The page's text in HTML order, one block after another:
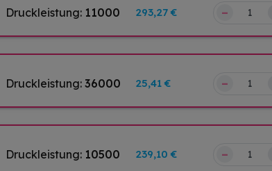
Druckleistung: 11000 293,27 € –
Druckleistung:36000 25,41 € –
Druckleistung: 10500 239,10 € –